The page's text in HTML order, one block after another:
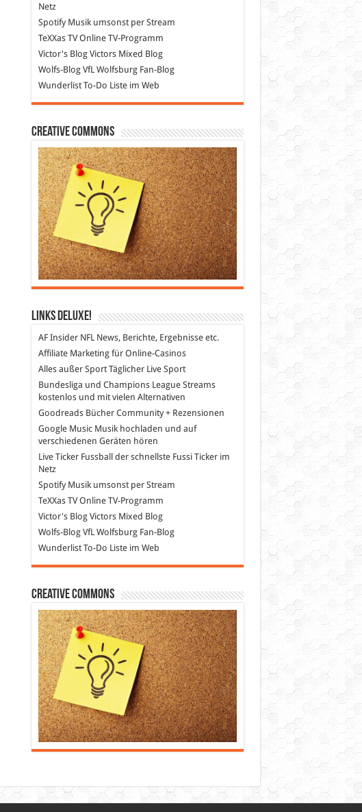
Netz
SpotifyMusik umsonst per Stream
TeXXas TVOnline TV-Programm
Victor's BlogVictors Mixed Blog
Wolfs-BlogVfL Wolfsburg Fan-Blog
WunderlistTo-Do Liste im Web
Creative Commons
Links DeLuXe!
AF InsiderNFL News, Berichte, Ergebnisse etc.
Affiliate Marketingfür Online-Casinos
Alles außer SportTäglicher Live Sport
Bundesliga und Champions League Streams
kostenlos und mit vielen Alternativen
GoodreadsBücher Community + Rezensionen
Google MusicMusik hochladen und auf
verschiedenen Geräten hören
Live Ticker Fussball
der schnellste Fussi Ticker im
Netz
SpotifyMusik umsonst per Stream
TeXXas TVOnline TV-Programm
Victor's BlogVictors Mixed Blog
Wolfs-BlogVfL Wolfsburg Fan-Blog
WunderlistTo-Do Liste im Web
Creative Commons